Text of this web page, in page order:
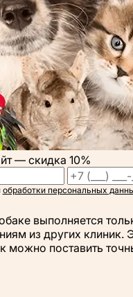
— скидка 10%
обработки персональных
выполняется
из других
можно поставить